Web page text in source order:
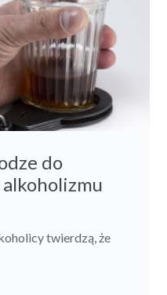
do
twierdzą, że